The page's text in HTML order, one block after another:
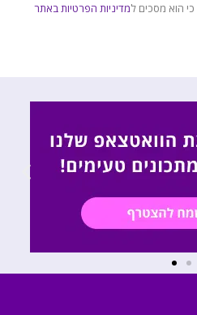
הוא מסכים למדיניות הפרטיות באתר